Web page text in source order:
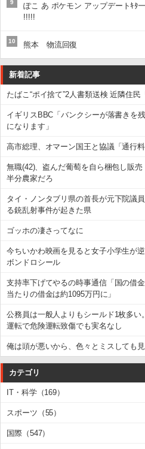
9
ぽこ あ ポケモン アップデ
!!!!!
10 熊本 物流回復
新着記事
たばこ“ポイ捨て”2人書類送検 近隣住民
イギリスBBC「バンクシーが落書きを
になります」
高市総理、オマーン国王と協議「通行料
無職(42)、盗んだ葡萄を自ら梱包し販
半分農家だろ
タイ・ノンタブリ県の首長が元下院議
る銃乱射事件が起きた県
ゴッホの凄さってなに
今ちいかわ映画を見ると女子小学生が
ボンドロシール
支持率下げてやるの時事通信「国の借
当たりの借金は約1095万円に」
公務員は一般人よりもシールド1枚多
運転で危険運転致傷でも実名なし
俺は頭が悪いから、色々とミスしても
カテゴリ
IT・科学（169）
スポーツ（55）
国際（547）